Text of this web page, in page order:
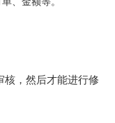
核，然后才能进行修